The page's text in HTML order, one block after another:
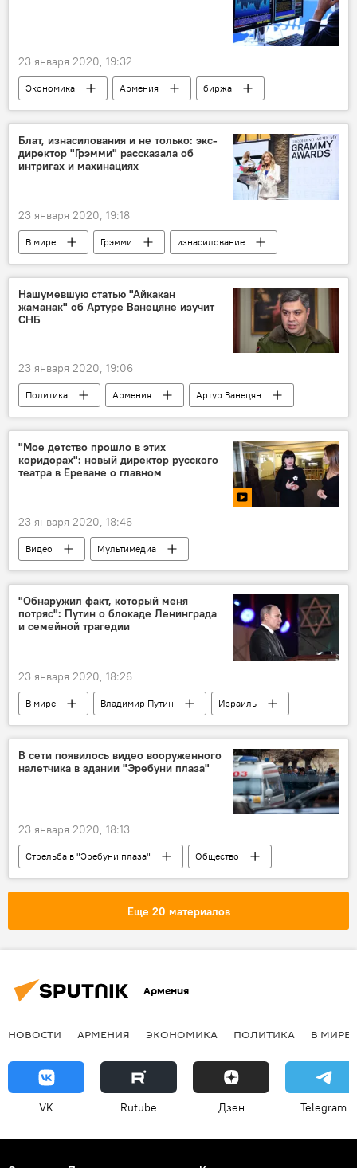
23 января 2020, 19:32
Экономика Армения
биржа
НДС
Блат, изнасилования и не только: экс-
директор "Грэмми" рассказала об
интригах и махинациях
23 января 2020, 19:18
В мире Грэмми
изнасилование
скандал
Нашумевшую статью "Айкакан
жаманак" об Артуре Ванецяне изучит
СНБ
23 января 2020, 19:06
Политика Армения
Артур Ванецян
Газета
СНБ
"Мое детство прошло в этих
коридорах": новый директор русского
театра в Ереване о главном
23 января 2020, 18:46
Видео
Мультимедиа
Ереванский государственный русский драматический театр им. К.С. Станиславского
"Обнаружил факт, который меня
потряс": Путин о блокаде Ленинграда
и семейной трагедии
23 января 2020, 18:26
В мире Владимир Путин
Израиль
памятник
открытие
В сети появилось видео вооруженного
налетчика в здании "Эребуни плаза"
23 января 2020, 18:13
Стрельба в "Эребуни плаза"
Общество
Армения
Происшествия
Новости Армения
Еще 20 материалов
Армения
НОВОСТИ АРМЕНИЯ ЭКОНОМИКА ПОЛИТИКА В МИРЕ
VK Rutube Дзен Telegram